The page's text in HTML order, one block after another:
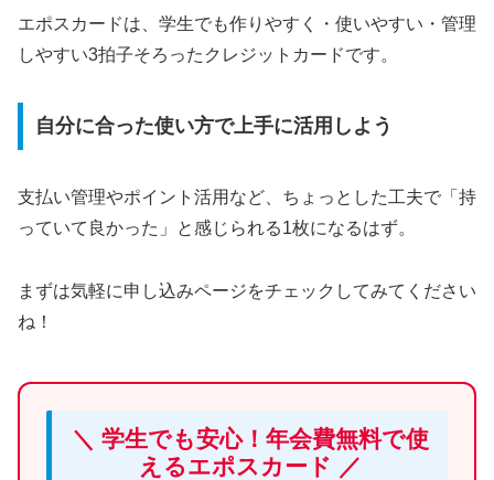
エポスカードは、学生でも作りやすく・使いやすい・管理
しやすい3拍子そろったクレジットカードです。
自分に合った使い方で上手に活用しよう
支払い管理やポイント活用など、ちょっとした工夫で「持
っていて良かった」と感じられる1枚になるはず。
まずは気軽に申し込みページをチェックしてみてください
ね！
＼ 学生でも安心！年会費無料で使
えるエポスカード ／